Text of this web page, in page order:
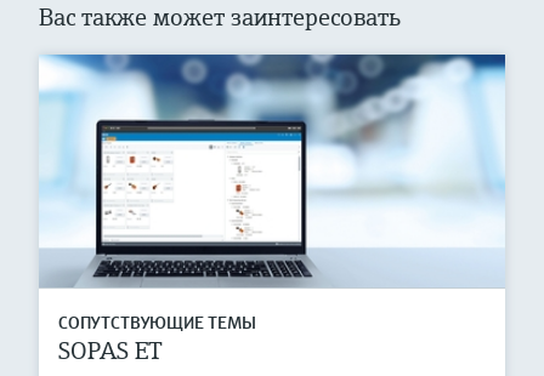
Вас также может заинтересовать
СОПУТСТВУЮЩИЕ ТЕМЫ
SOPAS ET